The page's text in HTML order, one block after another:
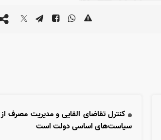
کنترل تقاضای القایی و مدیریت مصرف از
سیاست‌های اساسی دولت است